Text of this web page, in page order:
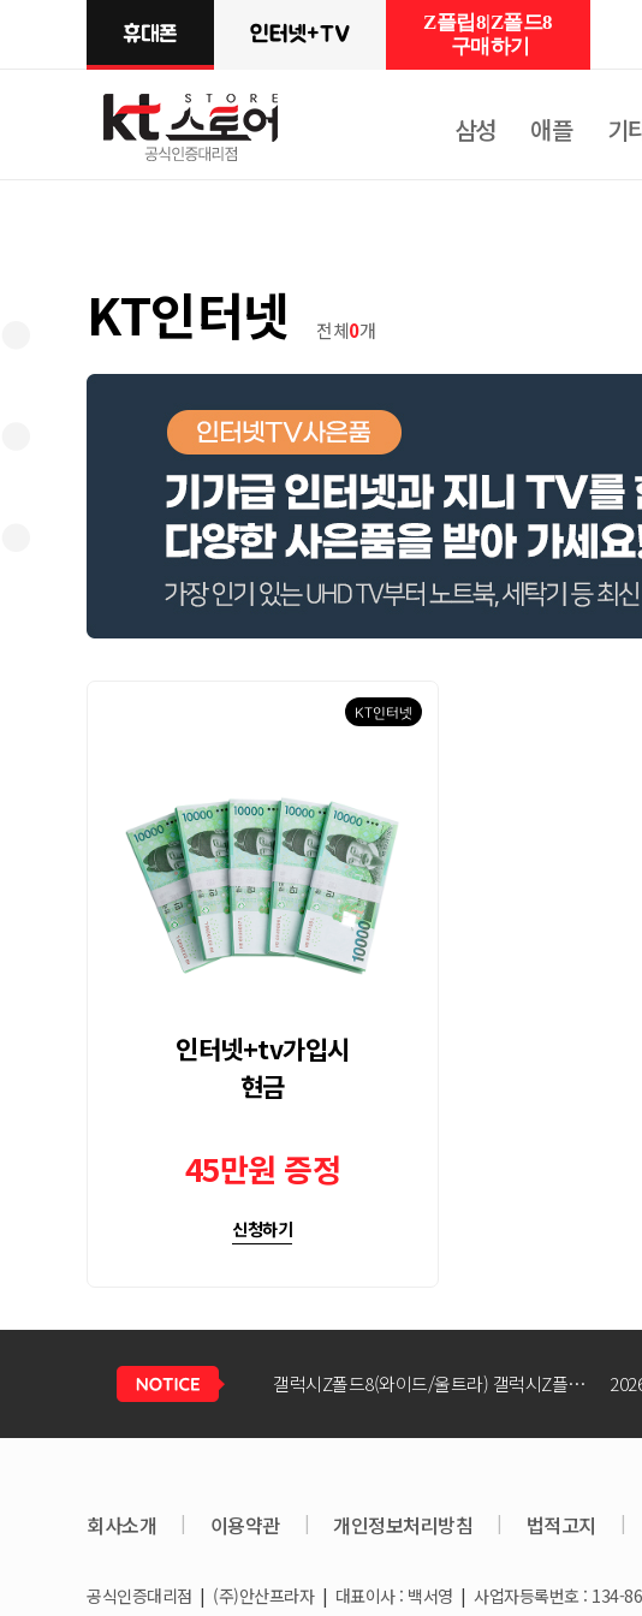
삼성 애플 기
Z플립8|Z폴드8
구매하기
KT인터넷 전체0개
KT인터넷
인터넷+tv가입시
현금
45만원 증정
신청하기
갤럭시Z폴드8(와이드/울트라) 갤럭시Z플립8 사전예약 공지사항
갤럭시S26 / 아이폰17e 공통지원금 상향!
회사소개 | 이용약관 | 개인정보처리방침 | 법적고지 |
공식인증대리점 | (주)안산프라자 | 대표이사 : 백서영 | 사업자등록번호 : 134-